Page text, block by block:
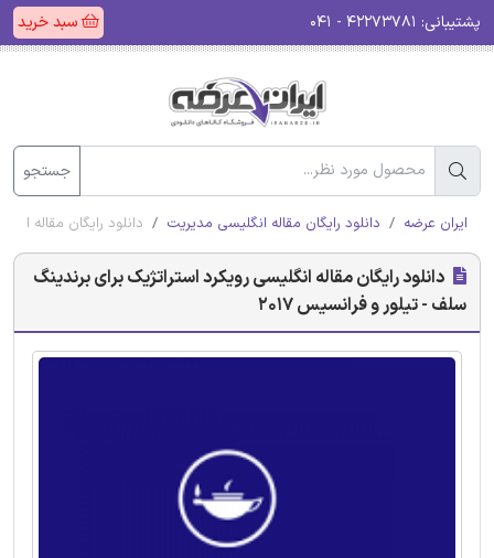
پشتیبانی: سبد خرید
جستجو
ایران عرضه دانلود رایگان مقاله انگلیسی مدیریت دانلود رایگان مقاله
دانلود رایگان مقاله انگلیسی رویکرد استراتژیک برای برندینگ
سلف - تیلور و فرانسیس 2017